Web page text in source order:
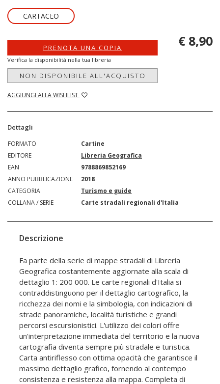
CARTACEO
PRENOTA UNA COPIA
Verifica la disponibilità nella tua libreria
NON DISPONIBILE ALL'ACQUISTO
AGGIUNGI ALLA WISHLIST
€ 8,90
Dettagli
FORMATO
Cartine
EDITORE
Libreria Geografica
EAN
9788869852169
ANNO PUBBLICAZIONE
2018
CATEGORIA
Turismo e guide
COLLANA / SERIE
Carte stradali regionali d'Italia
Descrizione
Fa parte della serie di mappe stradali di Libreria
Geografica costantemente aggiornate alla scala di
dettaglio 1: 200 000. Le carte regionali d'Italia si
contraddistinguono per il dettaglio cartografico, la
ricchezza dei nomi e la simbologia, con indicazioni di
strade panoramiche, località turistiche e grandi
percorsi escursionistici. L'utilizzo dei colori offre
un'interpretazione immediata del territorio e la nuova
cartografia diventa sempre più stradale e turistica.
Carta antiriflesso con ottima opacità che garantisce il
massimo dettaglio grafico, fornendo al contempo
consistenza e resistenza alla mappa. Completa di